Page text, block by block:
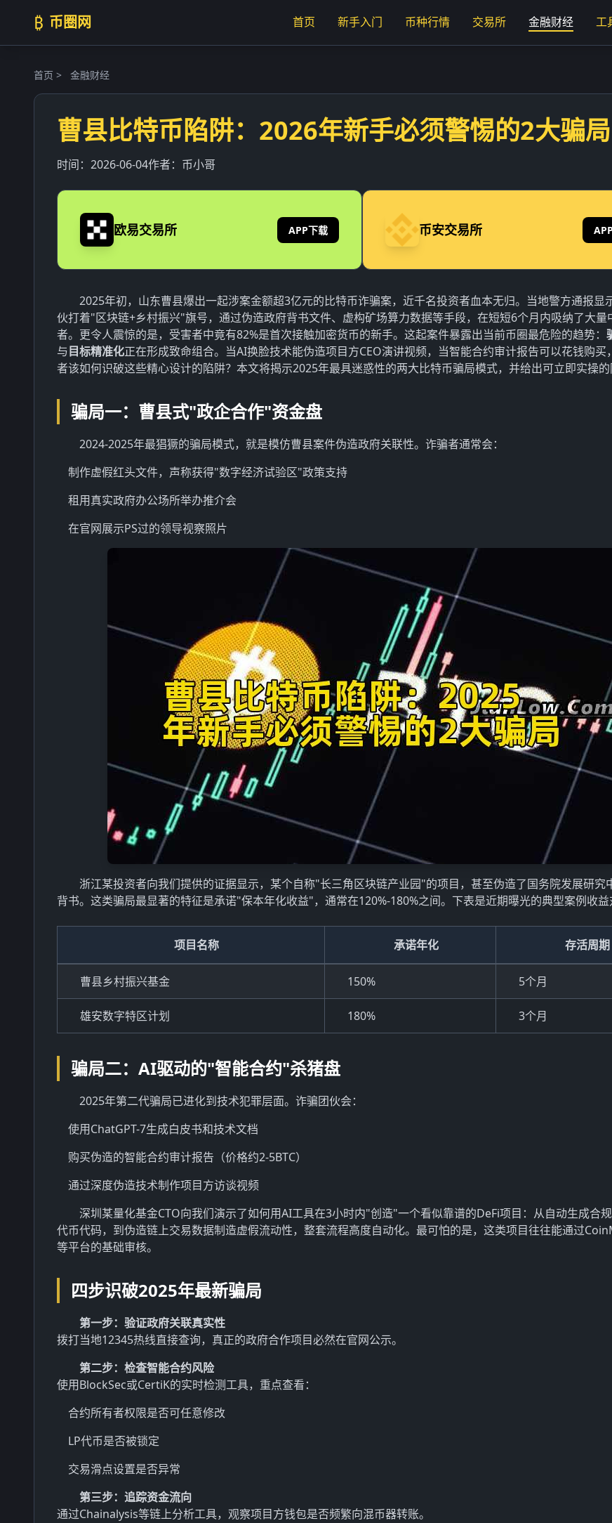
₿ 币圈网 首页 新手入门 币种行情 交易所 金融财经 工
首页 > 金融财经
曹县比特币陷阱：2026年新手必须警惕的2大骗局
时间： 2026-06-04作者： 币小哥
欧易交易所 APP下载 币安交易所
2025年初，山东曹县爆出一起涉案金额超3亿元的比特币诈骗案，近千名投资者血本无归。当地警方通报显
伙打着"区块链+乡村振兴"旗号，通过伪造政府背书文件、虚构矿场算力数据等手段，在短短6个月内吸纳了大量
者。更令人震惊的是，受害者中竟有82%是首次接触加密货币的新手。这起案件暴露出当前币圈最危险的趋势：
与目标精准化正在形成致命组合。当AI换脸技术能伪造项目方CEO演讲视频，当智能合约审计报告可以花钱购买
者该如何识破这些精心设计的陷阱？本文将揭示2025年最具迷惑性的两大比特币骗局模式，并给出可立即实操的
骗局一：曹县式"政企合作"资金盘
2024-2025年最猖獗的骗局模式，就是模仿曹县案件伪造政府关联性。诈骗者通常会：
制作虚假红头文件，声称获得"数字经济试验区"政策支持
租用真实政府办公场所举办推介会
在官网展示PS过的领导视察照片
浙江某投资者向我们提供的证据显示，某个自称"长三角区块链产业园"的项目，甚至伪造了国务院发展研究
背书。这类骗局最显著的特征是承诺"保本年化收益"，通常在120%-180%之间。下表是近期曝光的典型案例收益
项目名称 承诺年化 存活周期
曹县乡村振兴基金 150% 5个月
雄安数字特区计划 180% 3个月
骗局二：AI驱动的"智能合约"杀猪盘
2025年第二代骗局已进化到技术犯罪层面。诈骗团伙会：
使用ChatGPT-7生成白皮书和技术文档
购买伪造的智能合约审计报告（价格约2-5BTC）
通过深度伪造技术制作项目方访谈视频
深圳某量化基金CTO向我们演示了如何用AI工具在3小时内"创造"一个看似靠谱的DeFi项目：从自动生成合
代币代码，到伪造链上交易数据制造虚假流动性，整套流程高度自动化。最可怕的是，这类项目往往能通过
等平台的基础审核。
四步识破2025年最新骗局
第一步：验证政府关联真实性
拨打当地12345热线直接查询，真正的政府合作项目必然在官网公示。
第二步：检查智能合约风险
使用BlockSec或CertiK的实时检测工具，重点查看：
合约所有者权限是否可任意修改
LP代币是否被锁定
交易滑点设置是否异常
第三步：追踪资金流向
通过Chainalysis等链上分析工具，观察项目方钱包是否频繁向混币器转账。